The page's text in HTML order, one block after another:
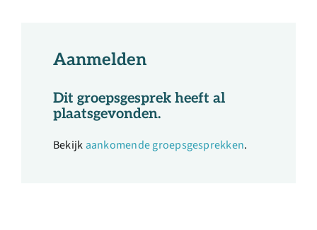
Aanmelden
Dit groepsgesprek heeft al
plaatsgevonden.
Bekijk aankomende groepsgesprekken.